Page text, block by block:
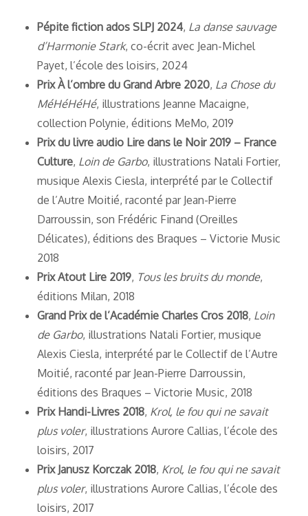
Pépite fiction ados SLPJ 2024, La danse sauvage
d’Harmonie Stark, co-écrit avec Jean-Michel
Payet, l’école des loisirs, 2024
Prix À l’ombre du Grand Arbre 2020, La Chose du
MéHéHéHé, illustrations Jeanne Macaigne,
collection Polynie, éditions MeMo, 2019
Prix du livre audio Lire dans le Noir 2019 – France
Culture, Loin de Garbo, illustrations Natali Fortier,
musique Alexis Ciesla, interprété par le Collectif
de l’Autre Moitié, raconté par Jean-Pierre
Darroussin, son Frédéric Finand (Oreilles
Délicates), éditions des Braques – Victorie Music
2018
Prix Atout Lire 2019, Tous les bruits du monde,
éditions Milan, 2018
Grand Prix de l’Académie Charles Cros 2018, Loin
de Garbo, illustrations Natali Fortier, musique
Alexis Ciesla, interprété par le Collectif de l’Autre
Moitié, raconté par Jean-Pierre Darroussin,
éditions des Braques – Victorie Music, 2018
Prix Handi-Livres 2018, Krol, le fou qui ne savait
plus voler, illustrations Aurore Callias, l’école des
loisirs, 2017
Prix Janusz Korczak 2018, Krol, le fou qui ne savait
plus voler, illustrations Aurore Callias, l’école des
loisirs, 2017